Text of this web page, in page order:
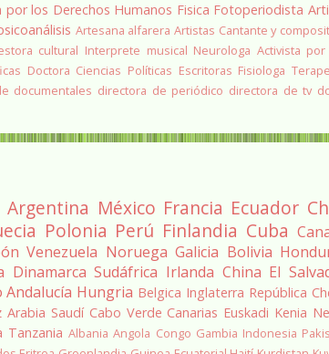
los Derechos Humanos Fisica Fotoperiodista
Artesana alfarera Artistas Cantante y
cultural Interprete musical Neurologa Activista
Doctora Ciencias Políticas Escritoras Fisiologa
documentales directora de periódico directora de tv
Argentina México Francia Ecuador
Polonia Perú Finlandia Cuba
Venezuela Noruega Galicia Bolivia
Dinamarca Sudáfrica Irlanda China El
Andalucía Hungria Belgica Inglaterra República
Arabia Saudí Cabo Verde Canarias Euskadi Kenia
Tanzania Albania Angola Congo Gambia Indonesia